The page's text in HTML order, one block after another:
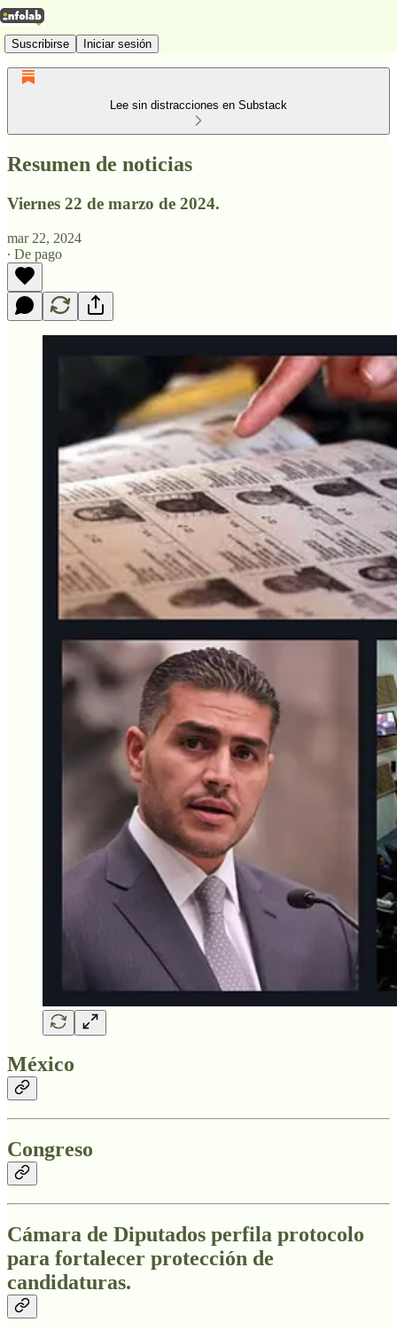
Suscribirse Iniciar sesión
Lee sin distracciones en Substack
Resumen de noticias
Viernes 22 de marzo de 2024.
mar 22, 2024
∙ De pago
México
Congreso
Cámara de Diputados perfila protocolo
para fortalecer protección de
candidaturas.